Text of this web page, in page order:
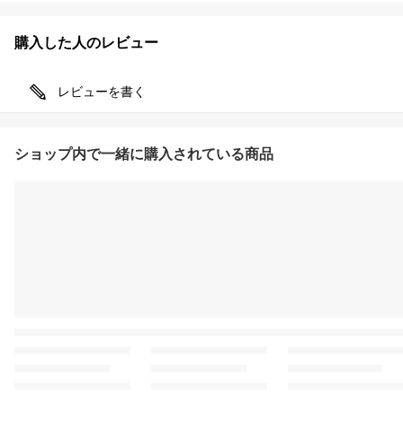
購入した人のレビュー
レビューを書く
ショップ内で一緒に購入されている商品